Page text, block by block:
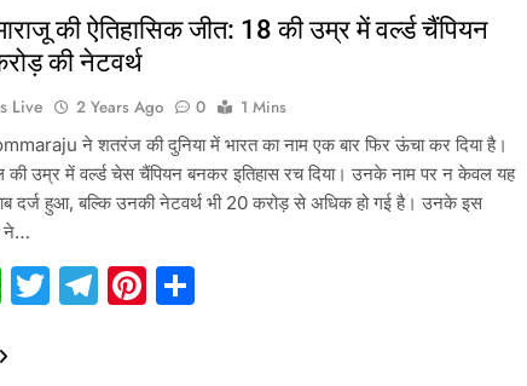
की ऐतिहासिक जीत: 18 की उम्र में वर्ल्ड चैंपियन
की नेटवर्थ
Live 2 Years Ago 0
1 Mins
ने शतरंज की दुनिया में भारत का नाम एक बार फिर ऊंचा कर दिया है।
की उम्र में वर्ल्ड चेस चैंपियन बनकर इतिहास रच दिया। उनके नाम पर न केवल यह
दर्ज हुआ, बल्कि उनकी नेटवर्थ भी 20 करोड़ से अधिक हो गई है। उनके इस
ने…
WhatsApp
Twitter
Telegram
Pinterest